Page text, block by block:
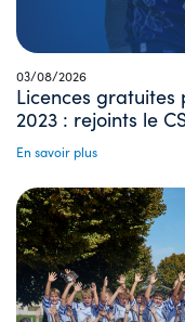
03/08/2026
Licences gratuites
2023 : rejoints le
En savoir plus